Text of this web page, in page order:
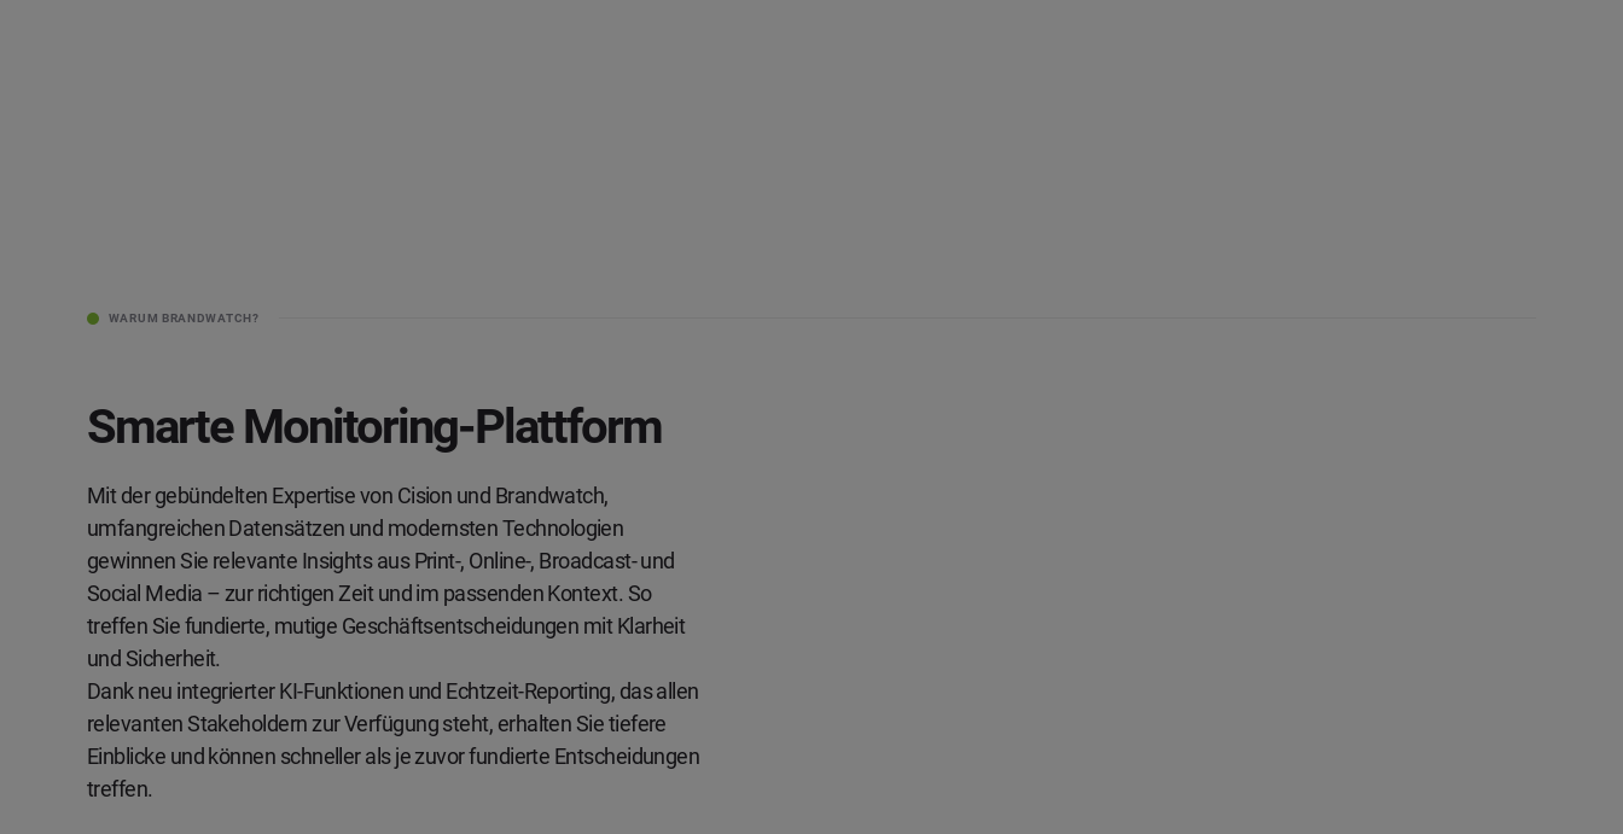
WARUM BRANDWATCH?
Smarte Monitoring-Plattform
Mit der gebündelten Expertise von Cision und Brandwatch,
umfangreichen Datensätzen und modernsten Technologien
gewinnen Sie relevante Insights aus Print-, Online-, Broadcast- und
Social Media – zur richtigen Zeit und im passenden Kontext. So
treffen Sie fundierte, mutige Geschäftsentscheidungen mit Klarheit
und Sicherheit.
Dank neu integrierter KI-Funktionen und Echtzeit-Reporting, das allen
relevanten Stakeholdern zur Verfügung steht, erhalten Sie tiefere
Einblicke und können schneller als je zuvor fundierte Entscheidungen
treffen.